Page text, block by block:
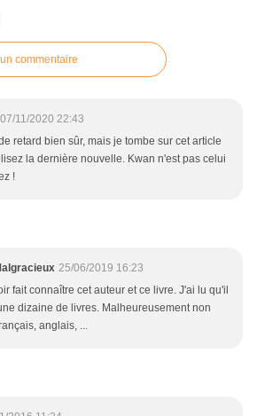
commentaire
07/11/2020 22:43
retard bien sûr, mais je tombe sur cet article
la dernière nouvelle. Kwan n'est pas celui
!
25/06/2019 16:23
fait connaître cet auteur et ce livre. J'ai lu qu'il
dizaine de livres. Malheureusement non
anglais, ...